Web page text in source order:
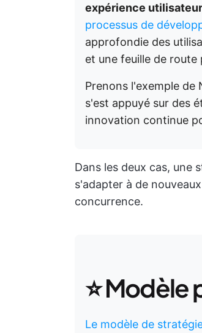
expérience
processus de
approfondie des
et une feuille de route
Prenons l'exemple de
s'est appuyé sur des
innovation continue
Dans les deux cas, une
s'adapter à de
concurrence.
⭐ Modèle
Le modèle de